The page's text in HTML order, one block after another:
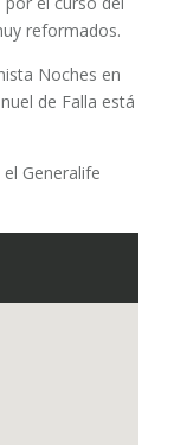
reformados.
Noches en
de Falla está
Generalife